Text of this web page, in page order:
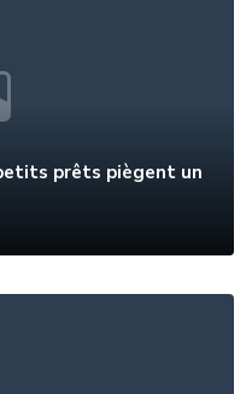
prêts piègent un